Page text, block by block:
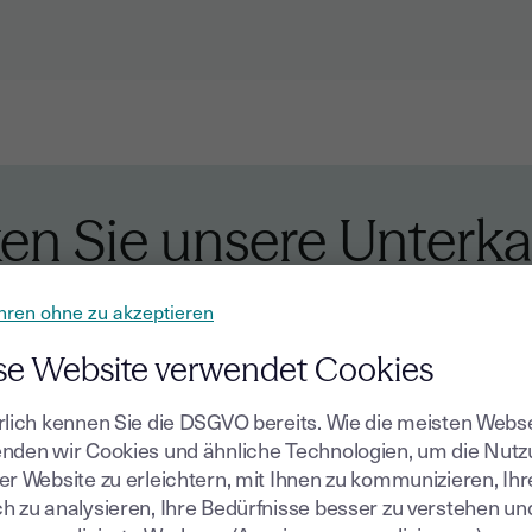
Sie unsere
Internationale expandieren
ohne zu akzeptieren
Website verwendet Cookies
kennen Sie die DSGVO bereits. Wie die meisten
wir Cookies und ähnliche Technologien, um die
Website zu erleichtern, mit Ihnen zu kommunizieren,
zu analysieren, Ihre Bedürfnisse besser zu verstehen